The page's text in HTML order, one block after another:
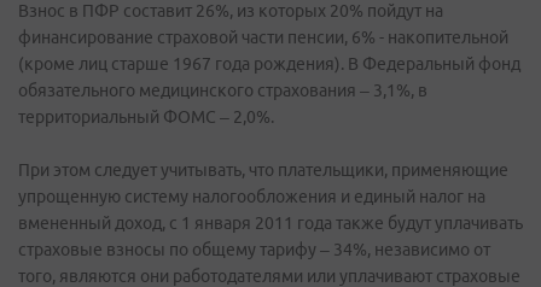
Взнос в ПФР составит 26%, из которых 20% пойдут на
финансирование страховой части пенсии, 6% - накопительной
(кроме лиц старше 1967 года рождения). В Федеральный фонд
обязательного медицинского страхования – 3,1%, в
территориальный ФОМС – 2,0%.
При этом следует учитывать, что плательщики, применяющие
упрощенную систему налогообложения и единый налог на
вмененный доход, с 1 января 2011 года также будут уплачивать
страховые взносы по общему тарифу – 34%, независимо от
того, являются они работодателями или уплачивают страховые